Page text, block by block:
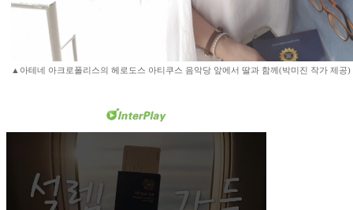
▲아테네 아크로폴리스의 헤로도스 아티쿠스 음악당 앞에서 딸과 함께(박미진 작가 제공)